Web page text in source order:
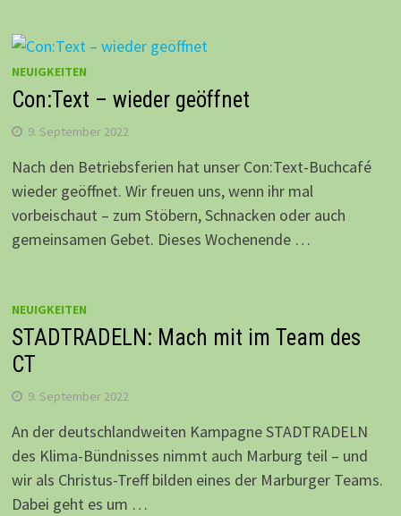
NEUIGKEITEN
Con:Text – wieder geöffnet
9. September 2022
Nach den Betriebsferien hat unser Con:Text-Buchcafé
wieder geöffnet. Wir freuen uns, wenn ihr mal
vorbeischaut – zum Stöbern, Schnacken oder auch
gemeinsamen Gebet. Dieses Wochenende …
NEUIGKEITEN
STADTRADELN: Mach mit im Team des
CT
9. September 2022
An der deutschlandweiten Kampagne STADTRADELN
des Klima-Bündnisses nimmt auch Marburg teil – und
wir als Christus-Treff bilden eines der Marburger Teams.
Dabei geht es um …